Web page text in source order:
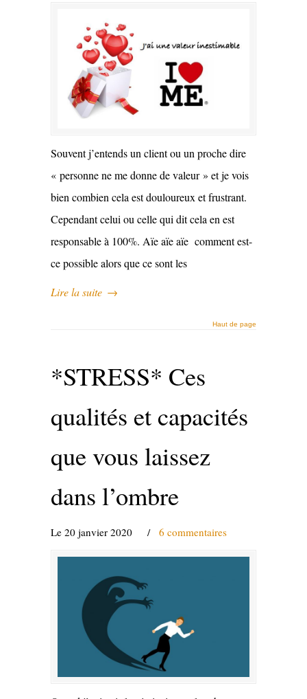
Souvent j’entends un client ou un proche dire
« personne ne me donne de valeur » et je vois
bien combien cela est douloureux et frustrant.
Cependant celui ou celle qui dit cela en est
responsable à 100%. Aïe aïe aïe comment est-
ce possible alors que ce sont les
Lire la suite →
Haut de page
*STRESS* Ces
qualités et capacités
que vous laissez
dans l’ombre
Le 20 janvier 2020 / 6 commentaires